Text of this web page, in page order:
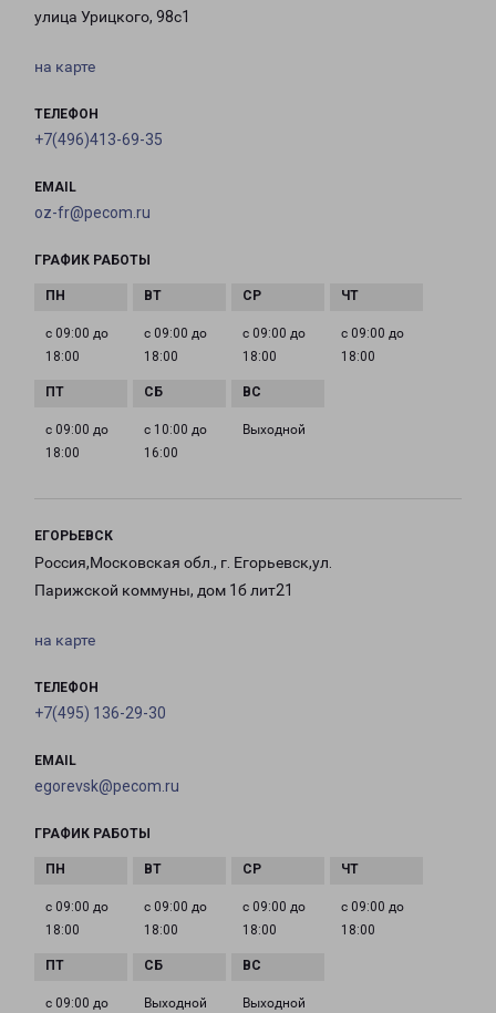
улица Урицкого, 98с1
на карте
ТЕЛЕФОН
+7(496)413-69-35
EMAIL
oz-fr@pecom.ru
ГРАФИК РАБОТЫ
с 09:00 до
18:00
с 09:00 до
18:00
с 09:00 до
18:00
с 09:00 до
18:00
с 09:00 до
18:00
с 10:00 до
16:00
Выходной
ЕГОРЬЕВСК
Россия,Московская обл., г. Егорьевск,ул.
Парижской коммуны, дом 1б лит21
на карте
ТЕЛЕФОН
+7(495) 136-29-30
EMAIL
egorevsk@pecom.ru
ГРАФИК РАБОТЫ
с 09:00 до
18:00
с 09:00 до
18:00
с 09:00 до
18:00
с 09:00 до
18:00
с 09:00 до
Выходной Выходной